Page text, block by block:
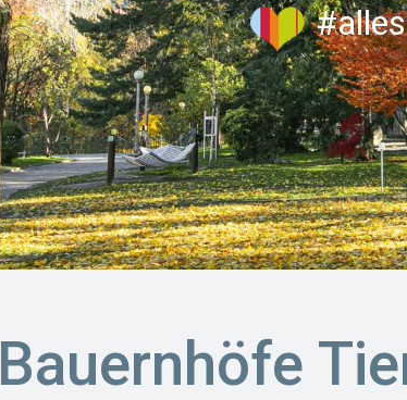
Bauernhöfe